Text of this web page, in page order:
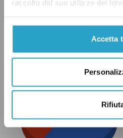
raccolto dal suo utilizzo dei loro
Accetta
importazioni russe nel